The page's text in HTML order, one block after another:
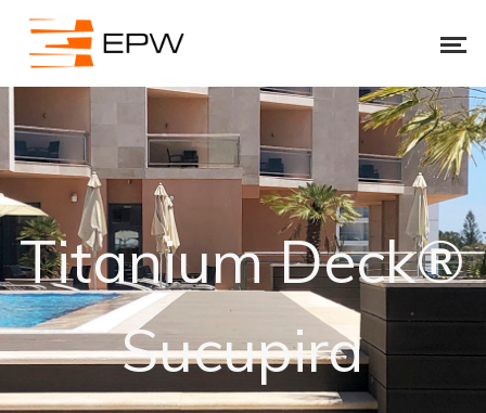
Titanium Deck®
Sucupira